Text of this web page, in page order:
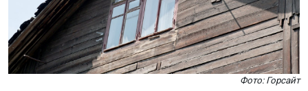
Фото: Горсайт